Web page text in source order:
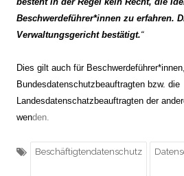
Beschwerdeführer*innen zu erfahren.
Verwaltungsgericht bestätigt.“
Dies gilt auch für
Bundesdatenschutzbeauftragten bzw. die
Landesdatenschatzbeauftragten der
wenden.
Beschäftigtendatenschutz